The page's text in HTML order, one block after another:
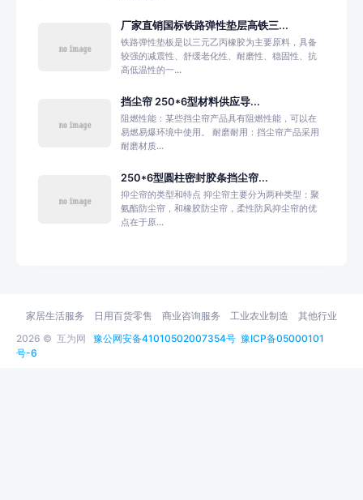
厂家直销国标铁路弹性垫层高铁三...
铁路弹性垫板是以三元乙丙橡胶为主要原料，具备
较强的减震性、舒缓老化性、耐磨性、稳固性、抗
高低温性的一...
挡尘帘 250*6型材料供应导...
阻燃性能：某些挡尘帘产品具有阻燃性能，可以在
易燃易爆环境中使用。 耐磨耐用：挡尘帘产品采用
耐磨材质...
250*6型圆柱密封胶条挡尘帘...
抑尘帘的类型和特点 抑尘帘主要分为两种类型：聚
氨酯防尘帘，和橡胶防尘帘，柔性防风抑尘帘的优
点在于原...
2026 © 互为网 豫公网安备41010502007354号 豫ICP备05000101
号-6
家居生活服务 日用百货零售 商业咨询服务 工业农业制造 其他行业